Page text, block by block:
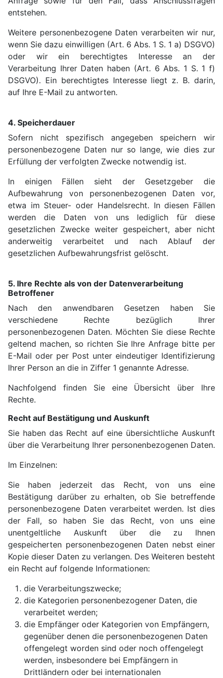
entstehen.
Weitere personenbezogene Daten verarbeiten wir nur,
wenn Sie dazu einwilligen (Art. 6 Abs. 1 S. 1 a) DSGVO)
oder wir ein berechtigtes Interesse an der
Verarbeitung Ihrer Daten haben (Art. 6 Abs. 1 S. 1 f)
DSGVO). Ein berechtigtes Interesse liegt z. B. darin,
auf Ihre E-Mail zu antworten.
4. Speicherdauer
Sofern nicht spezifisch angegeben speichern wir
personenbezogene Daten nur so lange, wie dies zur
Erfüllung der verfolgten Zwecke notwendig ist.
In einigen Fällen sieht der Gesetzgeber die
Aufbewahrung von personenbezogenen Daten vor,
etwa im Steuer- oder Handelsrecht. In diesen Fällen
werden die Daten von uns lediglich für diese
gesetzlichen Zwecke weiter gespeichert, aber nicht
anderweitig verarbeitet und nach Ablauf der
gesetzlichen Aufbewahrungsfrist gelöscht.
5. Ihre Rechte als von der Datenverarbeitung
Betroffener
Nach den anwendbaren Gesetzen haben Sie
verschiedene Rechte bezüglich Ihrer
personenbezogenen Daten. Möchten Sie diese Rechte
geltend machen, so richten Sie Ihre Anfrage bitte per
E-Mail oder per Post unter eindeutiger Identifizierung
Ihrer Person an die in Ziffer 1 genannte Adresse.
Nachfolgend finden Sie eine Übersicht über Ihre
Rechte.
Recht auf Bestätigung und Auskunft
Sie haben das Recht auf eine übersichtliche Auskunft
über die Verarbeitung Ihrer personenbezogenen Daten.
Im Einzelnen:
Sie haben jederzeit das Recht, von uns eine
Bestätigung darüber zu erhalten, ob Sie betreffende
personenbezogene Daten verarbeitet werden. Ist dies
der Fall, so haben Sie das Recht, von uns eine
unentgeltliche Auskunft über die zu Ihnen
gespeicherten personenbezogenen Daten nebst einer
Kopie dieser Daten zu verlangen. Des Weiteren besteht
ein Recht auf folgende Informationen:
die Verarbeitungszwecke;
die Kategorien personenbezogener Daten, die
verarbeitet werden;
die Empfänger oder Kategorien von Empfängern,
gegenüber denen die personenbezogenen Daten
offengelegt worden sind oder noch offengelegt
werden, insbesondere bei Empfängern in
Drittländern oder bei internationalen